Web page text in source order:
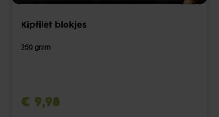
Kipfilet blokjes
250 gram
€ 9,98 ‌